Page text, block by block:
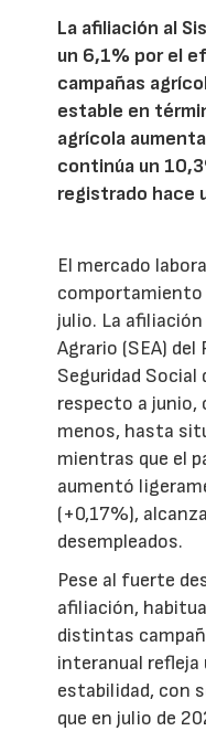
La afiliación al
un 6,1% por el
campañas
estable en
agrícola
continúa un
registrado hace
El mercado
comportamiento
julio. La
Agrario (SEA) del
Seguridad Social
respecto a
menos, hasta
mientras que el
aumentó
(+0,17%),
desempleados.
Pese al fuerte
afiliación,
distintas
interanual refleja
estabilidad, con
que en julio de